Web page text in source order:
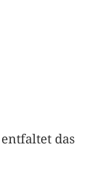
das